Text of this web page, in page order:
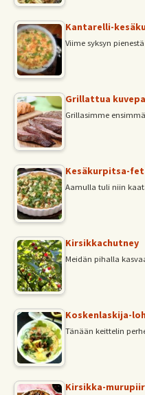
Kantarelli-
Viime syksyn
Grillattua
Grillasimme
Kesäkurpitsa-
Aamulla tuli niin
Kirsikkachutney
Meidän pihalla
Koskenlaskija-
Tänään keittelin
Kirsikka-